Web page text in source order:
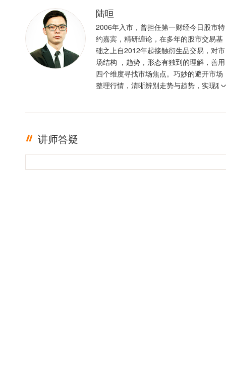
陆晅
2006年入市，曾担任第一财经今日股市特
约嘉宾，精研缠论，在多年的股市交易基
础之上自2012年起接触衍生品交易，对市
场结构 ，趋势，形态有独到的理解，善用
四个维度寻找市场焦点。巧妙的避开市场
整理行情，清晰辨别走势与趋势，实现稳
讲师答疑